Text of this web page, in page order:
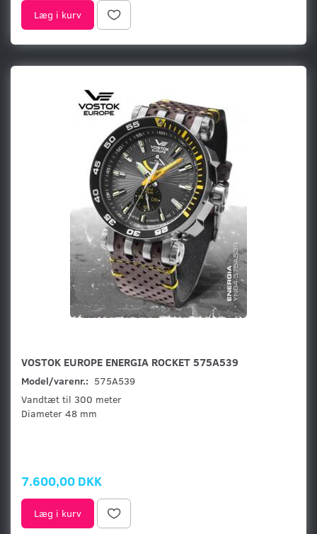
Læg i kurv
VOSTOK EUROPE ENERGIA ROCKET 575A539
Model/varenr.: 575A539
Vandtæt til 300 meter
Diameter 48 mm
7.600,00 DKK
Læg i kurv